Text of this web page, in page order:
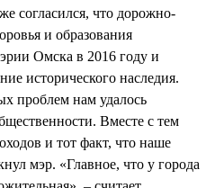
согласился, что дорожно-
и образования
Омска в 2016 году и
исторического наследия.
проблем нам удалось
Вместе с тем
и тот факт, что наше
мэр. «Главное, что у города